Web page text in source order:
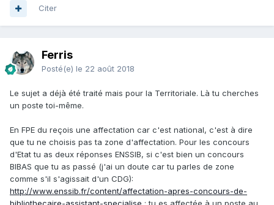
Citer
Ferris
Posté(e) le 22 août 2018
Le sujet a déjà été traité mais pour la Territoriale. Là tu cherches
un poste toi-même.
En FPE du reçois une affectation car c'est national, c'est à dire
que tu ne choisis pas ta zone d'affectation. Pour les concours
d'Etat tu as deux réponses ENSSIB, si c'est bien un concours
BIBAS que tu as passé (j'ai un doute car tu parles de zone
comme s'il s'agissait d'un CDG):
http://www.enssib.fr/content/affectation-apres-concours-de-